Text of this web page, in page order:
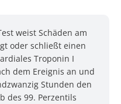
weist Schäden am
oder schließt einen
Troponin I
dem Ereignis an und
Stunden den
des 99. Perzentils